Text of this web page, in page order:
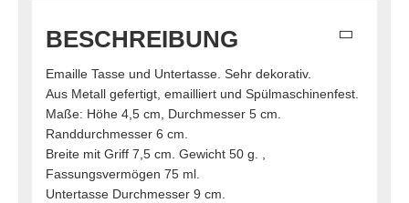
BESCHREIBUNG
Emaille Tasse und Untertasse. Sehr dekorativ.
Aus Metall gefertigt, emailliert und Spülmaschinenfest.
Maße: Höhe 4,5 cm, Durchmesser 5 cm.
Randdurchmesser 6 cm.
Breite mit Griff 7,5 cm. Gewicht 50 g. ,
Fassungsvermögen 75 ml.
Untertasse Durchmesser 9 cm.